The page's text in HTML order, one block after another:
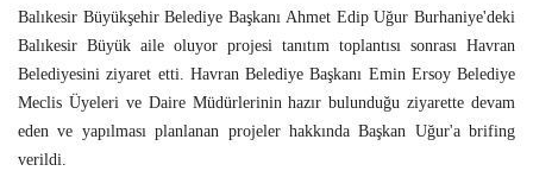
Balıkesir Büyükşehir Belediye Başkanı Ahmet Edip Uğur Burhaniye'deki
Balıkesir Büyük aile oluyor projesi tanıtım toplantısı sonrası Havran
Belediyesini ziyaret etti. Havran Belediye Başkanı Emin Ersoy Belediye
Meclis Üyeleri ve Daire Müdürlerinin hazır bulunduğu ziyarette devam
eden ve yapılması planlanan projeler hakkında Başkan Uğur'a brifing
verildi.